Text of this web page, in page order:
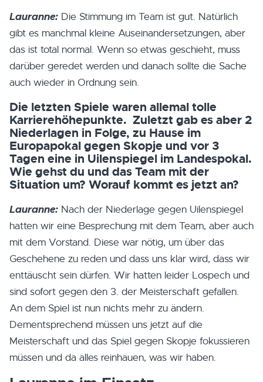
Lauranne: Die Stimmung im Team ist gut. Natürlich
gibt es manchmal kleine Auseinandersetzungen, aber
das ist total normal. Wenn so etwas geschieht, muss
darüber geredet werden und danach sollte die Sache
auch wieder in Ordnung sein.
Die letzten Spiele waren allemal tolle
Karrierehöhepunkte. Zuletzt gab es aber 2
Niederlagen in Folge, zu Hause im
Europapokal gegen Skopje und vor 3
Tagen eine in Uilenspiegel im Landespokal.
Wie gehst du und das Team mit der
Situation um? Worauf kommt es jetzt an?
Lauranne: Nach der Niederlage gegen Uilenspiegel
hatten wir eine Besprechung mit dem Team, aber auch
mit dem Vorstand. Diese war nötig, um über das
Geschehene zu reden und dass uns klar wird, dass wir
enttäuscht sein dürfen. Wir hatten leider Lospech und
sind sofort gegen den 3. der Meisterschaft gefallen.
An dem Spiel ist nun nichts mehr zu ändern.
Dementsprechend müssen uns jetzt auf die
Meisterschaft und das Spiel gegen Skopje fokussieren
müssen und da alles reinhauen, was wir haben.